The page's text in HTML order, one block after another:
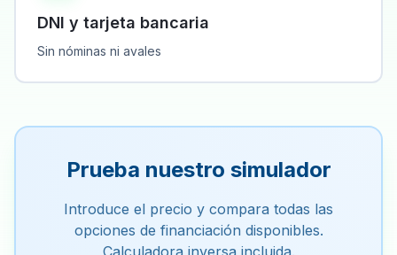
DNI y tarjeta bancaria
Sin nóminas ni avales
Prueba nuestro simulador
Introduce el precio y compara todas las
opciones de financiación disponibles.
Calculadora inversa incluida.